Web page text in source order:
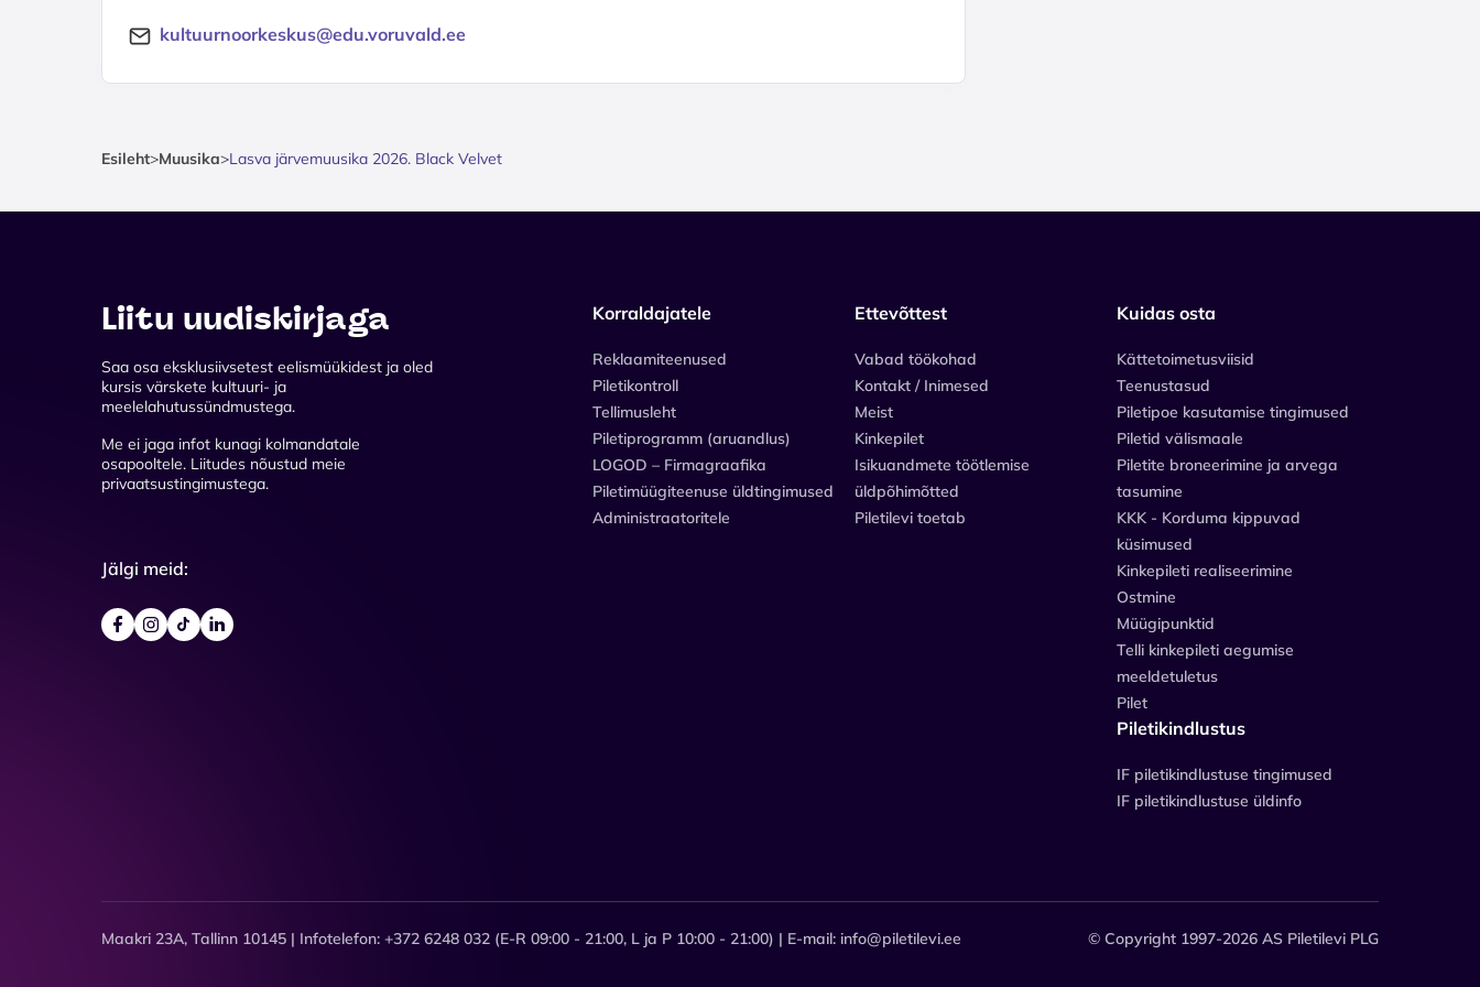
kultuurnoorkeskus@edu.voruvald.ee
Esileht>Muusika>Lasva järvemuusika 2026. Black Velvet
Liitu uudiskirjaga
Saa osa eksklusiivsetest eelismüükidest ja oled
kursis värskete kultuuri- ja
meelelahutussündmustega.
Me ei jaga infot kunagi kolmandatale
osapooltele. Liitudes nõustud meie
privaatsustingimustega.
Jälgi meid:
Korraldajatele
Reklaamiteenused
Piletikontroll
Tellimusleht
Piletiprogramm (aruandlus)
LOGOD – Firmagraafika
Piletimüügiteenuse üldtingimused
Administraatoritele
Ettevõttest
Vabad töökohad
Kontakt / Inimesed
Meist
Kinkepilet
Isikuandmete töötlemise
üldpõhimõtted
Piletilevi toetab
Kuidas osta
Kättetoimetusviisid
Teenustasud
Piletipoe kasutamise tingimused
Piletid välismaale
Piletite broneerimine ja arvega
tasumine
KKK - Korduma kippuvad
küsimused
Kinkepileti realiseerimine
Ostmine
Müügipunktid
Telli kinkepileti aegumise
meeldetuletus
Pilet
Piletikindlustus
IF piletikindlustuse tingimused
IF piletikindlustuse üldinfo
Maakri 23A, Tallinn 10145 | Infotelefon: +372 6248 032 (E-R 09:00 - 21:00, L ja P 10:00 - 21:00) | E-mail: info@piletilevi.ee © Copyright 1997-2026 AS Piletilevi PLG